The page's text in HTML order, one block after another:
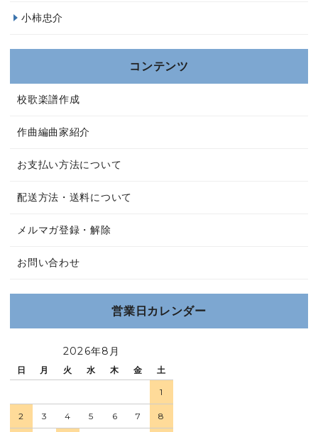
小柿忠介
コンテンツ
校歌楽譜作成
作曲編曲家紹介
お支払い方法について
配送方法・送料について
メルマガ登録・解除
お問い合わせ
営業日カレンダー
2026年8月
日 月 火 水 木 金 土
1
2 3 4 5 6 7 8